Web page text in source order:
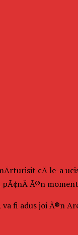
cÄ le-a
pÃ¢nÄ Ã®n
va fi adus joi